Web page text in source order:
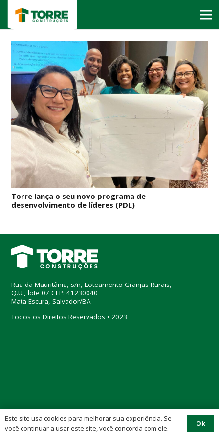
Torre lança o seu novo programa de
desenvolvimento de líderes (PDL)
Rua da Mauritânia, s/n, Loteamento Granjas Rurais,
Q.U., lote 07 CEP: 41230040
Mata Escura, Salvador/BA
Todos os Direitos Reservados • 2023
Este site usa cookies para melhorar sua experiência. Se
você continuar a usar este site, você concorda com ele.
Ok